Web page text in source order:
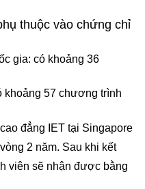
thuộc vào chứng chỉ
gia: có khoảng 36
khoảng 57 chương trình
đẳng IET tại Singapore
2 năm. Sau khi kết
viên sẽ nhận được bằng